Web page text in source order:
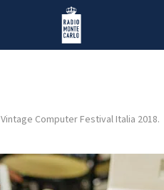
Radio Monte Carlo
Vintage Computer Festival Italia 2018.